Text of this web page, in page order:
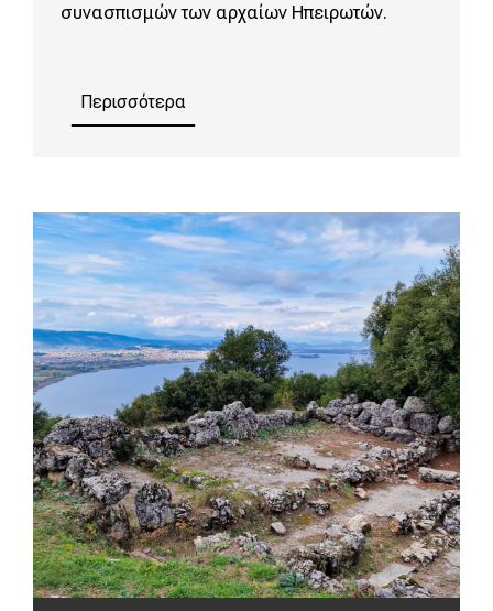
συνασπισμών των αρχαίων Ηπειρωτών.
Περισσότερα